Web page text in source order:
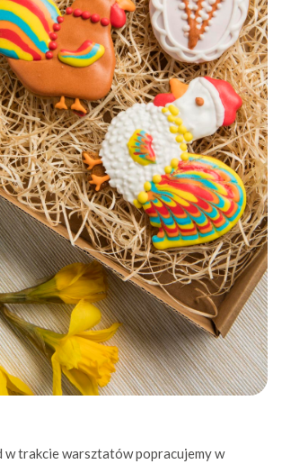
w trakcie warsztatów popracujemy w